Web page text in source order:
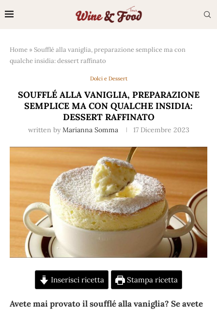
Home »Soufflé alla vaniglia, preparazione semplice ma con
qualche insidia: dessert raffinato
Dolci e Dessert
SOUFFLÉ ALLA VANIGLIA, PREPARAZIONE
SEMPLICE MA CON QUALCHE INSIDIA:
DESSERT RAFFINATO
written by Marianna Somma 17 Dicembre 2023
Inserisci ricetta Stampa ricetta
Avete mai provato il soufflé alla vaniglia? Se avete